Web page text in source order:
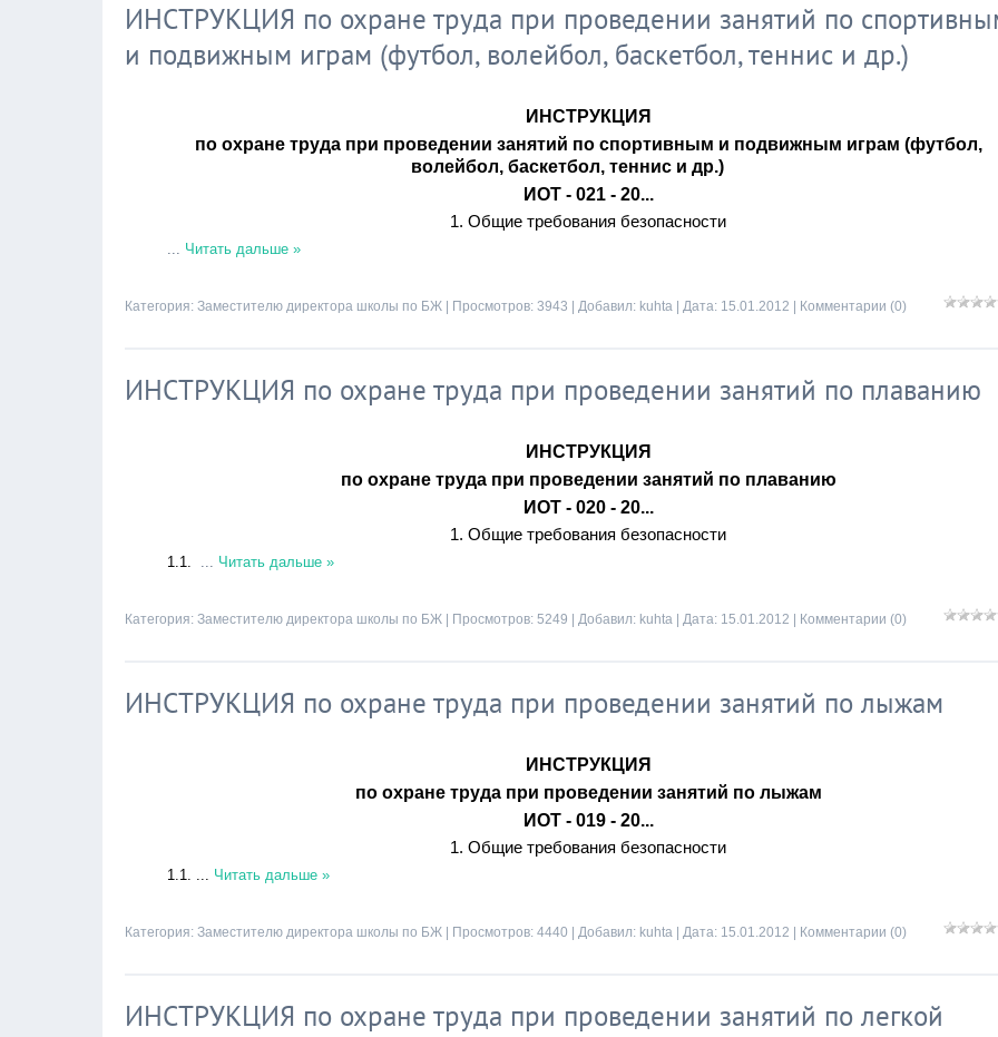
ИНСТРУКЦИЯ по охране труда при проведении занятий по
и подвижным играм (футбол, волейбол, баскетбол, теннис и др.)
ИНСТРУКЦИЯ
по охране труда при проведении занятий по спортивным и подвижным играм (футбол,
волейбол, баскетбол, теннис и др.)
ИОТ - 021 - 20...
1. Общие требования безопасности
... Читать дальше »
Категория: Заместителю директора школы по БЖ | Просмотров: 3943 | Добавил: kuhta | Дата: 15.01.2012 Комментарии (0)
ИНСТРУКЦИЯ по охране труда при проведении занятий по плаванию
ИНСТРУКЦИЯ
по охране труда при проведении занятий по плаванию
ИОТ - 020 - 20...
1. Общие требования безопасности
1.1. ... Читать дальше »
Категория: Заместителю директора школы по БЖ | Просмотров: 5249 | Добавил: kuhta | Дата: 15.01.2012 Комментарии (0)
ИНСТРУКЦИЯ по охране труда при проведении занятий по лыжам
ИНСТРУКЦИЯ
по охране труда при проведении занятий по лыжам
ИОТ - 019 - 20...
1. Общие требования безопасности
1.1. ... Читать дальше »
Категория: Заместителю директора школы по БЖ | Просмотров: 4440 | Добавил: kuhta | Дата: 15.01.2012 Комментарии (0)
ИНСТРУКЦИЯ по охране труда при проведении занятий по легкой